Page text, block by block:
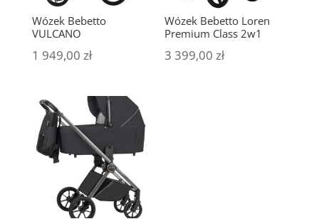
Wózek Bebetto
VULCANO
1 949,00 zł
Wózek Bebetto Loren
Premium Class 2w1
3 399,00zł